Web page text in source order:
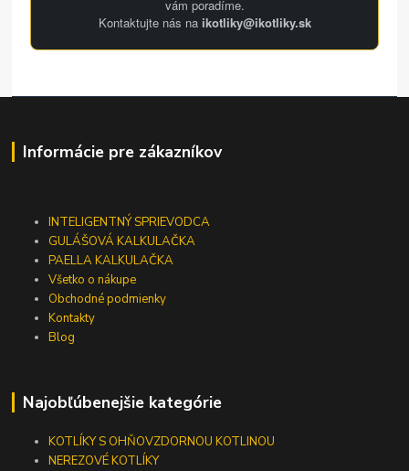
vám poradíme.
Kontaktujte nás na ikotliky@ikotliky.sk
Informácie pre zákazníkov
INTELIGENTNÝ SPRIEVODCA
GULÁŠOVÁ KALKULAČKA
PAELLA KALKULAČKA
Všetko o nákupe
Obchodné podmienky
Kontakty
Blog
Najobľúbenejšie kategórie
KOTLÍKY S OHŇOVZDORNOU KOTLINOU
NEREZOVÉ KOTLÍKY